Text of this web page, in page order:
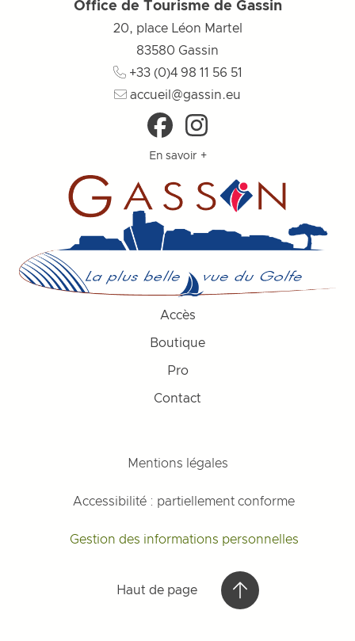
Office de Tourisme de Gassin
20, place Léon Martel
83580 Gassin
+33 (0)4 98 11 56 51
accueil@gassin.eu
En savoir +
Accès
Boutique
Pro
Contact
Mentions légales
Accessibilité : partiellement conforme
Gestion des informations personnelles
Haut de page